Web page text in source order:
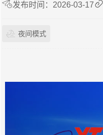
发布时间：2026-03-17
夜间模式